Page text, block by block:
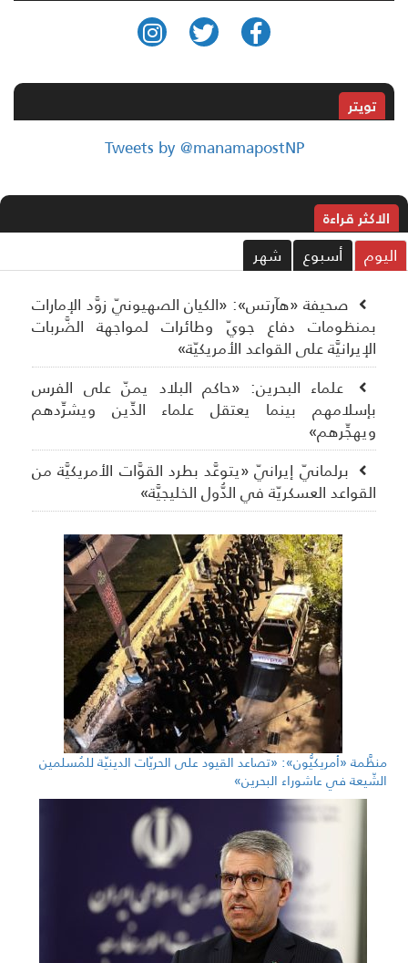
تويتر
Tweets by @manamapostNP
الاکثر قراءة
أسبوع شهر
صحيفة «هآرتس»: «الكيان الصهيونيّ زوَّد الإمارات
بمنظومات دفاع جويّ وطائرات لمواجهة الضَّربات
الإيرانيَّة على القواعد الأمريكيّة»
علماء البحرين: «حاكم البلاد يمنّ على الفرس
بإسلامهم بينما يعتقل علماء الدِّين ويشرِّدهم
ويهجِّرهم»
برلمانيّ إيرانيّ «يتوعَّد بطرد القوَّات الأمريكيَّة من
القواعد العسكريّة في الدُّول الخليجيَّة»
منظَّمة «أمريكيُّون»: «تصاعد القيود على الحريّات الدينيّة للمُسلمين
الشّيعة في عاشوراء البحرين»